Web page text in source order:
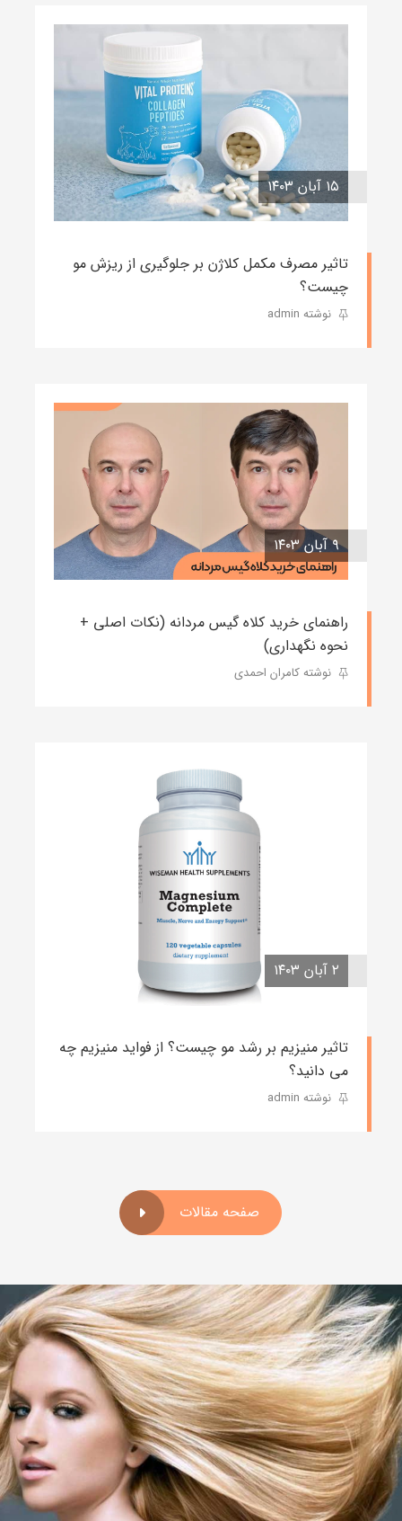
۱۵ آبان ۱۴۰۳
تاثیر مصرف مکمل کلاژن بر جلوگیری از ریزش مو
چیست؟
نوشته admin
۹ آبان ۱۴۰۳
راهنمای خرید کلاه گیس مردانه (نکات اصلی +
نحوه نگهداری)
نوشته کامران احمدی
۲ آبان ۱۴۰۳
تاثیر منیزیم بر رشد مو چیست؟ از فواید منیزیم چه
می دانید؟
نوشته admin
صفحه مقالات